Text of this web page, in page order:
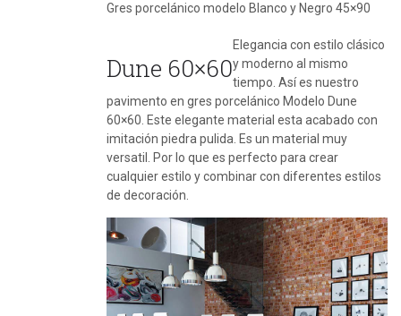
Gres porcelánico modelo Blanco y Negro 45×90
Dune 60×60
Elegancia con estilo clásico
y moderno al mismo
tiempo. Así es nuestro
pavimento en gres porcelánico Modelo Dune
60×60. Este elegante material esta acabado con
imitación piedra pulida. Es un material muy
versatil. Por lo que es perfecto para crear
cualquier estilo y combinar con diferentes estilos
de decoración.